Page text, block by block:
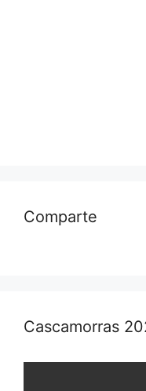
Comparte
Cascamorras